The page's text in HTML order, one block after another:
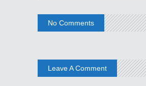
No Comments
Leave A Comment